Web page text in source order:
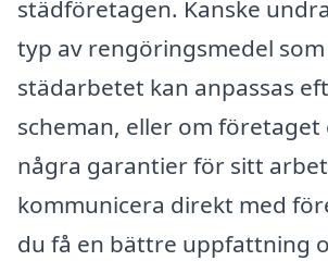
städföretagen. Kanske
typ av rengöringsmedel
städarbetet kan anpassas
scheman, eller om
några garantier för sitt
kommunicera direkt med
du få en bättre uppfattning